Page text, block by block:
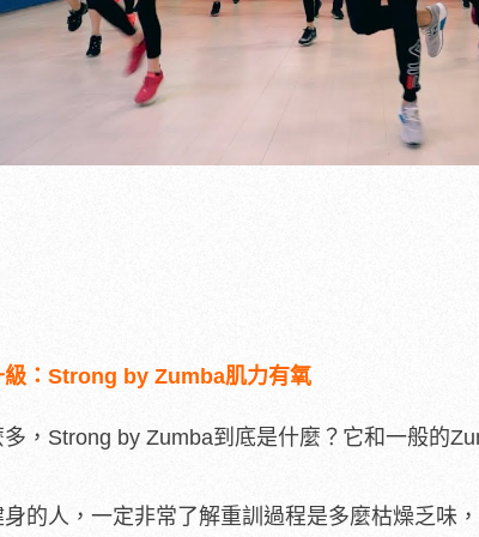
級：Strong by Zumba肌力有氧
，Strong by Zumba到底是什麼？它和一般的
身的人，一定非常了解重訓過程是多麼枯燥乏味